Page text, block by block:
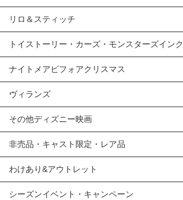
リロ＆スティッチ
トイストーリー・カーズ・モンスターズインク
ナイトメアビフォアクリスマス
ヴィランズ
その他ディズニー映画
非売品・キャスト限定・レア品
わけあり&アウトレット
シーズンイベント・キャンペーン